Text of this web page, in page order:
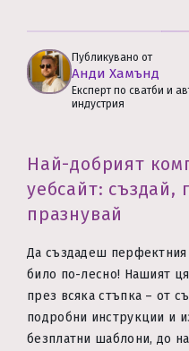
Публикувано от
Анди Хамънд
Експерт по сватби и
индустрия
Най-добрият
уебсайт: създай,
празнувай
Да създадеш перфектния
било по-лесно! Нашият
през всяка стъпка – от
подробни инструкции и
безплатни шаблони, до